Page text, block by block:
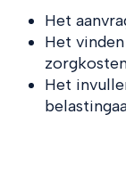
Het
Het
Het